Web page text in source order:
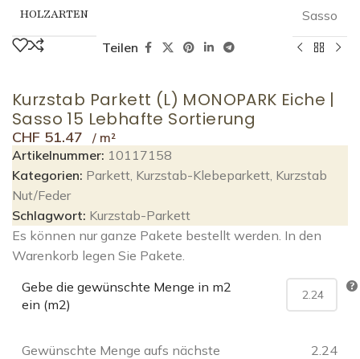
HOLZARTEN Sasso
Teilen
Kurzstab Parkett (L) MONOPARK Eiche |
Sasso 15 Lebhafte Sortierung
CHF 51.47
Artikelnummer: 10117158
Kategorien: Parkett, Kurzstab-Klebeparkett, Kurzstab
Nut/Feder
Schlagwort: Kurzstab-Parkett
Es können nur ganze Pakete bestellt werden. In den
Warenkorb legen Sie Pakete.
Gebe die gewünschte Menge in m2
ein (m2)
Gewünschte Menge aufs nächste
2.24